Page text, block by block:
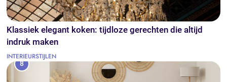
Klassiek elegant koken: tijdloze gerechten die altijd
indruk maken
INTERIEURSTIJLEN
8